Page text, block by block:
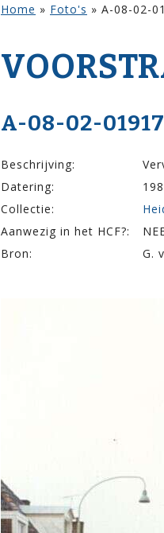
Home » Foto's » A-08-02-
A-08-02-01917
Beschrijving:
Datering:
Collectie:
Aanwezig in het HCF?:
Bron:
G.